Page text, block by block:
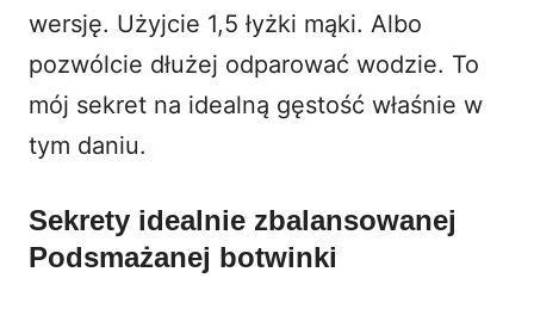
wersję. Użyjcie 1,5 łyżki mąki. Albo
pozwólcie dłużej odparować wodzie. To
mój sekret na idealną gęstość właśnie w
tym daniu.
Sekrety idealnie zbalansowanej
Podsmażanej botwinki